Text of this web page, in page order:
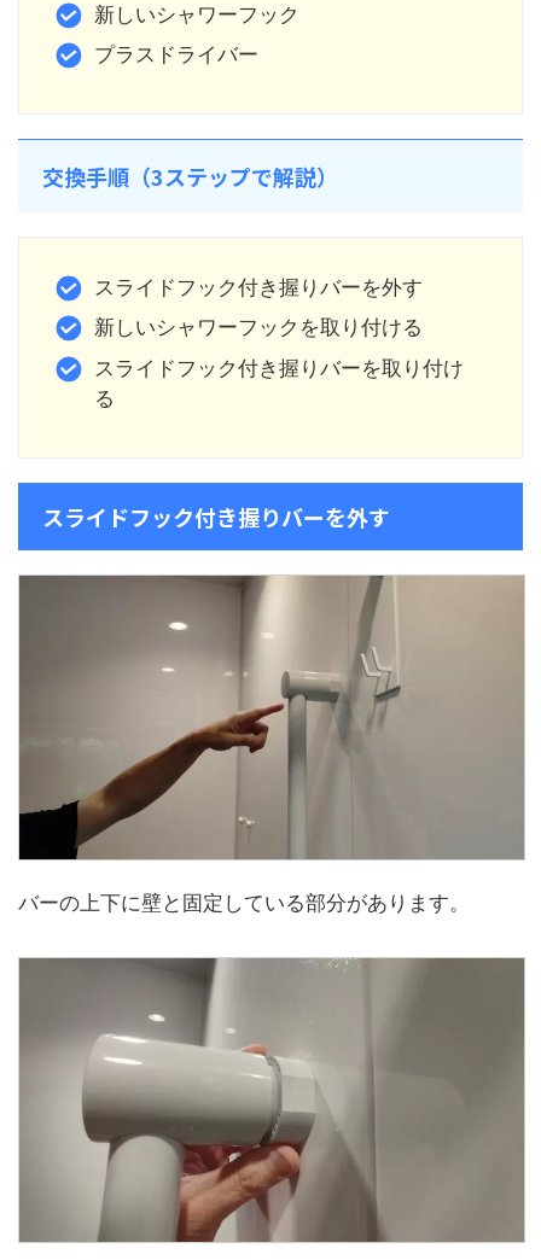
新しいシャワーフック
プラスドライバー
交換手順（3ステップで解説）
スライドフック付き握りバーを外す
新しいシャワーフックを取り付ける
スライドフック付き握りバーを取り付け
る
スライドフック付き握りバーを外す
バーの上下に壁と固定している部分があります。